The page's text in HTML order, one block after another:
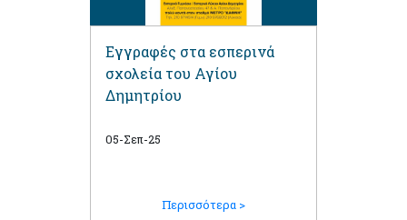
Εγγραφές στα εσπερινά
σχολεία του Αγίου
Δημητρίου
05-Σεπ-25
Περισσότερα >